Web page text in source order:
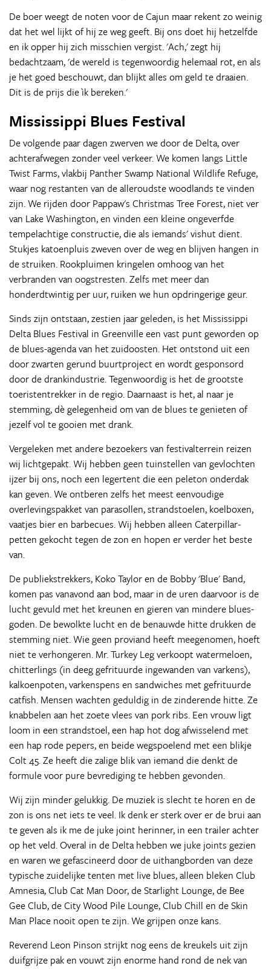
De boer weegt de noten voor de Cajun maar rekent zo weinig
dat het wel lijkt of hij ze weg geeft. Bij ons doet hij hetzelfde
en ik opper hij zich misschien vergist. 'Ach,' zegt hij
bedachtzaam, 'de wereld is tegenwoordig helemaal rot, en als
je het goed beschouwt, dan blijkt alles om geld te draaien.
Dit is de prijs die ìk bereken.'
Mississippi Blues Festival
De volgende paar dagen zwerven we door de Delta, over
achterafwegen zonder veel verkeer. We komen langs Little
Twist Farms, vlakbij Panther Swamp National Wildlife Refuge,
waar nog restanten van de alleroudste woodlands te vinden
zijn. We rijden door Pappaw's Christmas Tree Forest, niet ver
van Lake Washington, en vinden een kleine ongeverfde
tempelachtige constructie, die als iemands' vishut dient.
Stukjes katoenpluis zweven over de weg en blijven hangen in
de struiken. Rookpluimen kringelen omhoog van het
verbranden van oogstresten. Zelfs met meer dan
honderdtwintig per uur, ruiken we hun opdringerige geur.
Sinds zijn ontstaan, zestien jaar geleden, is het Mississippi
Delta Blues Festival in Greenville een vast punt geworden op
de blues-agenda van het zuidoosten. Het ontstond uit een
door zwarten gerund buurtproject en wordt gesponsord
door de drankindustrie. Tegenwoordig is het de grootste
toeristentrekker in de regio. Daarnaast is het, al naar je
stemming, dè gelegenheid om van de blues te genieten of
jezelf vol te gooien met drank.
Vergeleken met andere bezoekers van festivalterrein reizen
wij lichtgepakt. Wij hebben geen tuinstellen van gevlochten
ijzer bij ons, noch een legertent die een peleton onderdak
kan geven. We ontberen zelfs het meest eenvoudige
overlevingspakket van parasollen, strandstoelen, koelboxen,
vaatjes bier en barbecues. Wij hebben alleen Caterpillar-
petten gekocht tegen de zon en hopen er verder het beste
van.
De publiekstrekkers, Koko Taylor en de Bobby 'Blue' Band,
komen pas vanavond aan bod, maar in de uren daarvoor is de
lucht gevuld met het kreunen en gieren van mindere blues-
goden. De bewolkte lucht en de benauwde hitte drukken de
stemming niet. Wie geen proviand heeft meegenomen, hoeft
niet te verhongeren. Mr. Turkey Leg verkoopt watermeloen,
chitterlings (in deeg gefrituurde ingewanden van varkens),
kalkoenpoten, varkenspens en sandwiches met gefrituurde
catfish. Mensen wachten geduldig in de zinderende hitte. Ze
knabbelen aan het zoete vlees van pork ribs. Een vrouw ligt
loom in een strandstoel, een hap hot dog afwisselend met
een hap rode pepers, en beide wegspoelend met een blikje
Colt 45. Ze heeft die zalige blik van iemand die denkt de
formule voor pure bevrediging te hebben gevonden.
Wij zijn minder gelukkig. De muziek is slecht te horen en de
zon is ons net iets te veel. Ik denk er sterk over er de brui aan
te geven als ik me de juke joint herinner, in een trailer achter
op het veld. Overal in de Delta hebben we juke joints gezien
en waren we gefascineerd door de uithangborden van deze
typische zuidelijke tenten met live blues, alleen bleken Club
Amnesia, Club Cat Man Door, de Starlight Lounge, de Bee
Gee Club, de City Wood Pile Lounge, Club Chill en de Skin
Man Place nooit open te zijn. We grijpen onze kans.
Reverend Leon Pinson strijkt nog eens de kreukels uit zijn
duifgrijze pak en vouwt zijn enorme hand rond de nek van